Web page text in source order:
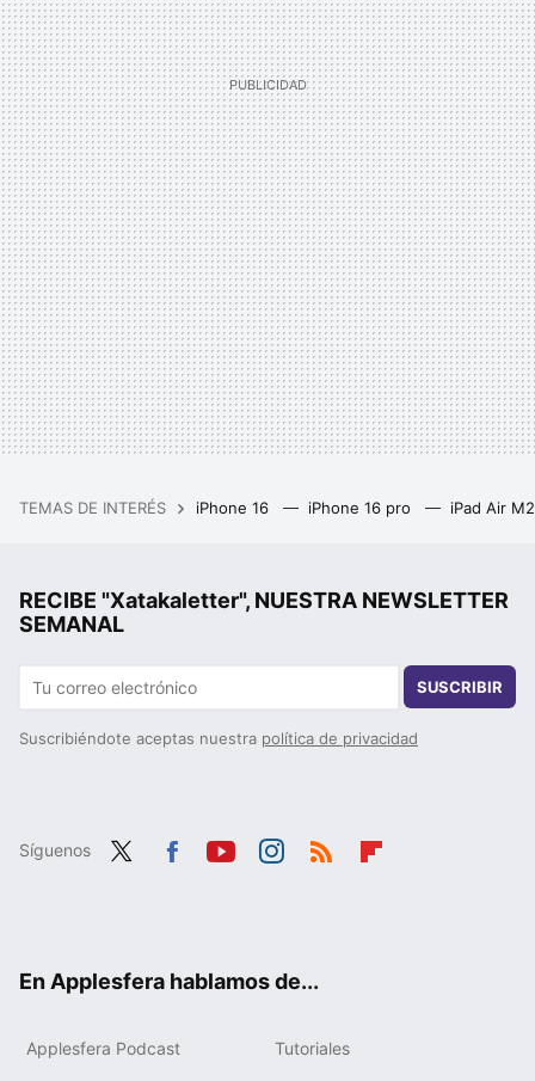
TEMAS DE INTERÉS iPhone 16 iPhone 16 pro iPad Air
RECIBE "Xatakaletter", NUESTRA NEWSLETTER
SEMANAL
SUSCRIBIR
Suscribiéndote aceptas nuestra política de privacidad
Síguenos
En Applesfera hablamos de...
Applesfera Podcast Tutoriales